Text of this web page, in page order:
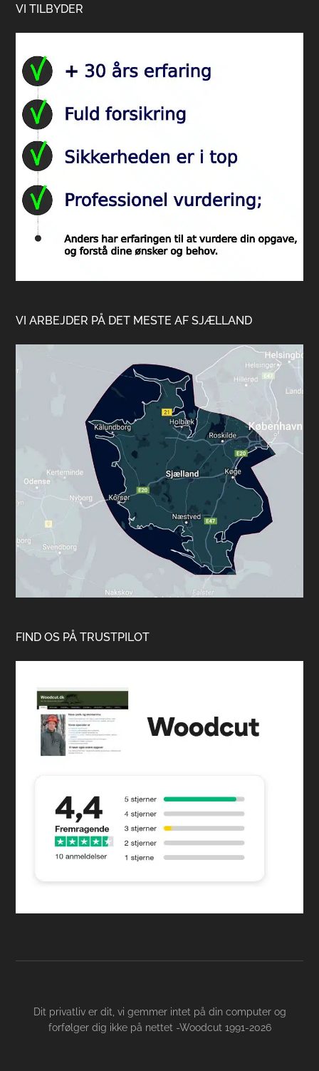
Footer
VI TILBYDER
VI ARBEJDER PÅ DET MESTE AF SJÆLLAND
FIND OS PÅ TRUSTPILOT
Dit privatliv er dit, vi gemmer intet på din computer og
forfølger dig ikke på nettet -Woodcut 1991-2026